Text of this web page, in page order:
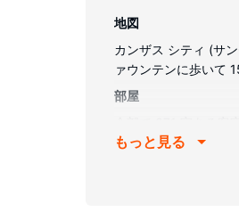
地図
カンザス シティ (サ
ァウンテンに歩いて
部屋
ただけるほか、ケー
もっと見る